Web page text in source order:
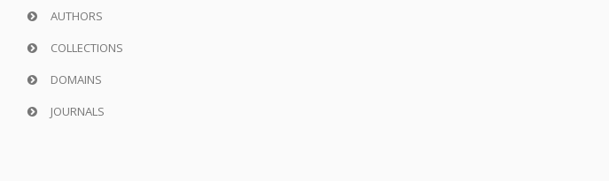
AUTHORS
COLLECTIONS
DOMAINS
JOURNALS